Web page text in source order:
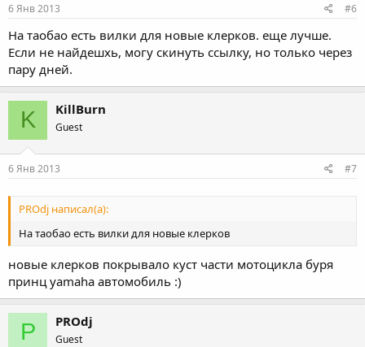
6 Янв 2013 #6
На таобао есть вилки для новые клерков. еще лучше.
Если не найдешхь, могу скинуть ссылку, но только через
пару дней.
K KillBurn
Guest
6 Янв 2013 #7
PROdj написал(а):
На таобао есть вилки для новые клерков
новые клерков покрывало куст части мотоцикла буря
принц yamaha автомобиль :)
P PROdj
Guest